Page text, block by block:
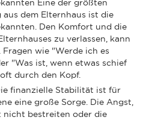
Eine der größten
dem Elternhaus ist die
Den Komfort und die
zu verlassen, kann
wie "Werde ich es
"Was ist, wenn etwas schief
durch den Kopf.
finanzielle Stabilität ist für
eine große Sorge. Die Angst,
nicht bestreiten oder die